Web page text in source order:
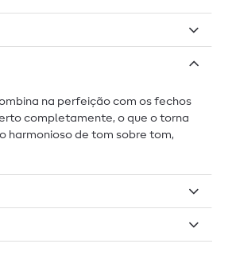
na perfeição com os fechos
completamente, o que o torna
harmonioso de tom sobre tom,